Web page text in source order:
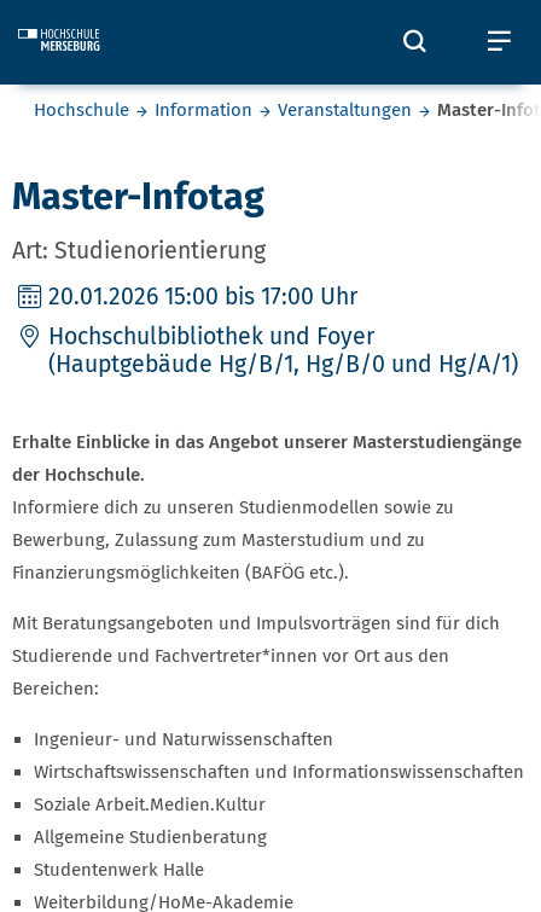
Öffnet
Sie befinden sich hier:
Hochschule Information Veranstaltungen Master-
Master-Infotag
Art: Studienorientierung
20.01.2026 15:00 bis 17:00 Uhr
Hochschulbibliothek und Foyer
(Hauptgebäude Hg/B/1, Hg/B/0 und Hg/A/1)
Erhalte Einblicke in das Angebot unserer Masterstudiengänge
der Hochschule.
Informiere dich zu unseren Studienmodellen sowie zu
Bewerbung, Zulassung zum Masterstudium und zu
Finanzierungsmöglichkeiten (BAFÖG etc.).
Mit Beratungsangeboten und Impulsvorträgen sind für dich
Studierende und Fachvertreter*innen vor Ort aus den
Bereichen:
Ingenieur- und Naturwissenschaften
Wirtschaftswissenschaften und Informationswissenschaften
Soziale Arbeit.Medien.Kultur
Allgemeine Studienberatung
Studentenwerk Halle
Weiterbildung/HoMe-Akademie